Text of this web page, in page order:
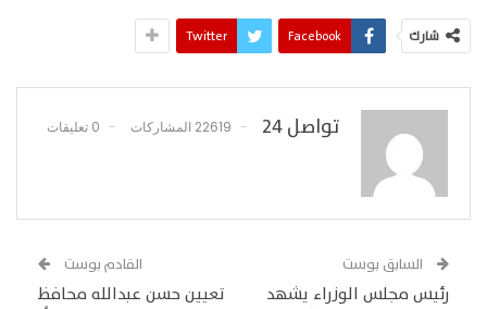
شارك Facebook
Twitter
تواصل 24 22619 المشاركات 0 تعليقات
السابق بوست
رئيس مجلس الوزراء يشهد
القادم بوست
تعيين حسن عبدالله محافظ